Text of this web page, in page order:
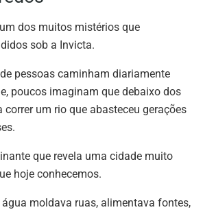
dos muitos mistérios que
sob a Invicta.
pessoas caminham diariamente
poucos imaginam que debaixo dos
correr um rio que abasteceu gerações
que revela uma cidade muito
hoje conhecemos.
moldava ruas, alimentava fontes,